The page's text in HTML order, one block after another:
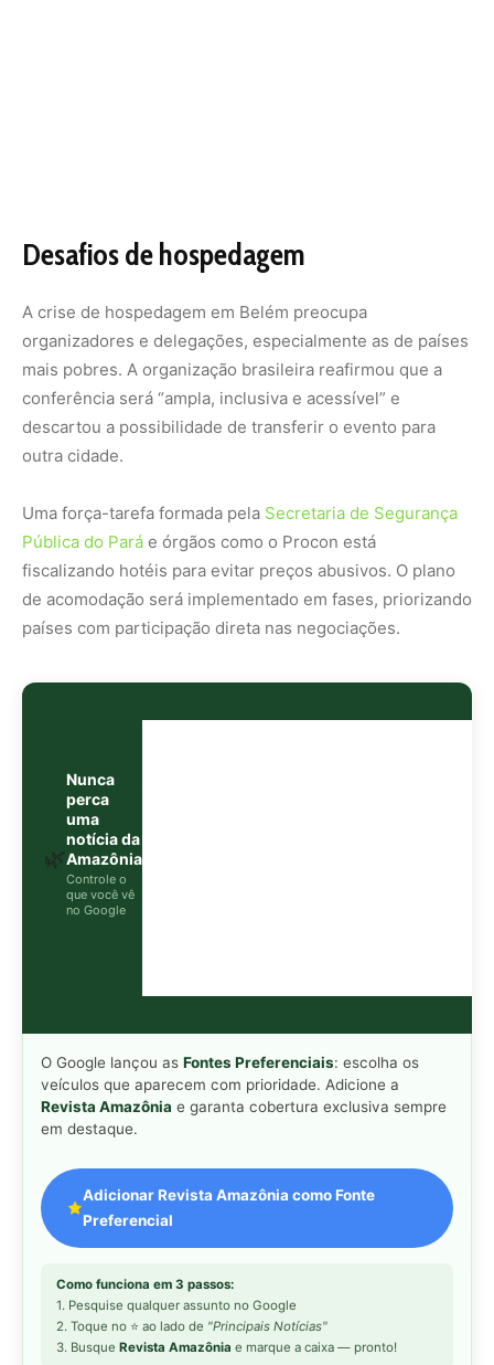
Desafios de hospedagem
A crise de hospedagem em Belém preocupa
organizadores e delegações, especialmente as de países
mais pobres. A organização brasileira reafirmou que a
conferência será “ampla, inclusiva e acessível” e
descartou a possibilidade de transferir o evento para
outra cidade.
Uma força-tarefa formada pela Secretaria de Segurança
Pública do Pará e órgãos como o Procon está
fiscalizando hotéis para evitar preços abusivos. O plano
de acomodação será implementado em fases, priorizando
países com participação direta nas negociações.
🌿
Nunca
perca
uma
notícia da
Amazônia
Controle o
que você vê
no Google
O Google lançou as Fontes Preferenciais: escolha os
veículos que aparecem com prioridade. Adicione a
Revista Amazônia e garanta cobertura exclusiva sempre
em destaque.
Adicionar Revista Amazônia como Fonte
Preferencial
Como funciona em 3 passos:
1. Pesquise qualquer assunto no Google
2. Toque no ⭐ ao lado de "Principais Notícias"
3. Busque Revista Amazônia e marque a caixa — pronto!